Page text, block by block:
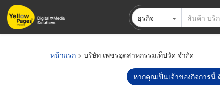
ข้าม
ไป
ธุรกิจ
หน้าแรก > บริษัท เพชรอุตสาหกรรมเท็ปวัด จำกัด
หากคุณเป็นเจ้าของกิจการนี้